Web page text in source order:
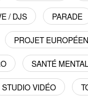
/ DJS PARADE
PROJET EUROPÉEN
SANTÉ
STUDIO VIDÉO